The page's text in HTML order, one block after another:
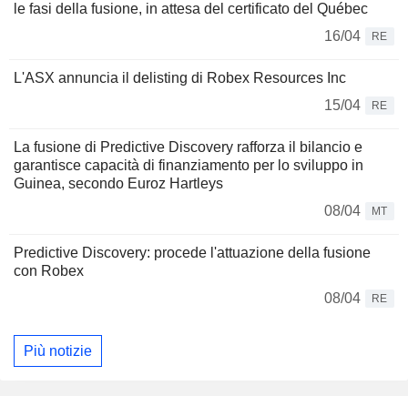
le fasi della fusione, in attesa del certificato del Québec
16/04
RE
L'ASX annuncia il delisting di Robex Resources Inc
15/04
RE
La fusione di Predictive Discovery rafforza il bilancio e
garantisce capacità di finanziamento per lo sviluppo in
Guinea, secondo Euroz Hartleys
08/04
MT
Predictive Discovery: procede l'attuazione della fusione
con Robex
08/04
RE
Più notizie